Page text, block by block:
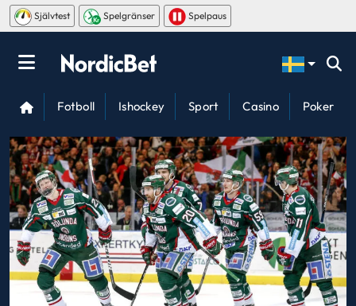
Självtest Spelgränser Spelpaus
Fotboll Ishockey Sport Casino Poker